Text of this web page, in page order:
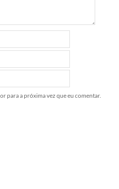
para a próxima vez que eu comentar.